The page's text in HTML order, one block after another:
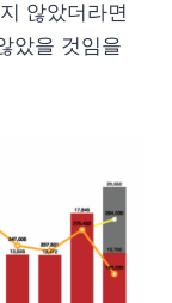
않았더라면
았을 것임을